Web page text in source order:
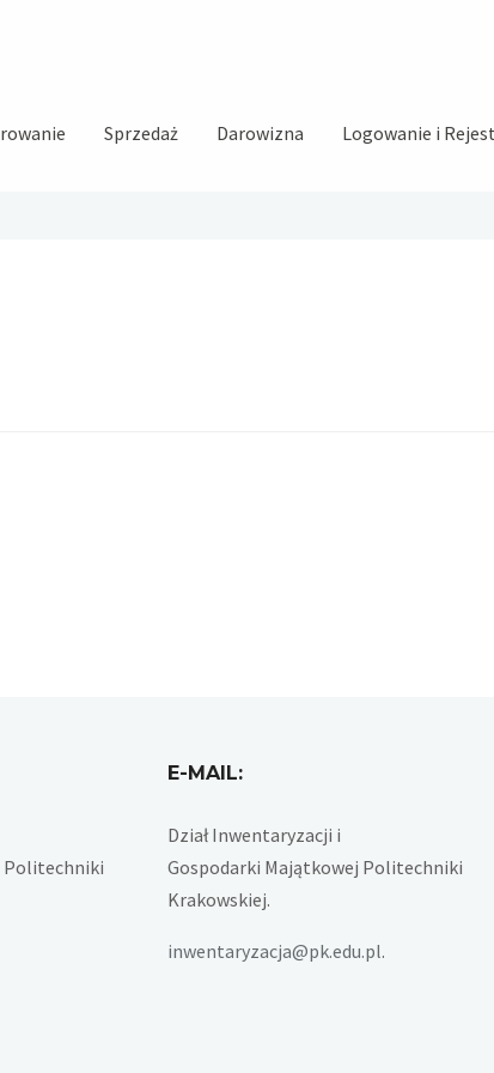
Sprzedaż Darowizna Logowanie i
Politechniki
E-MAIL:
Dział Inwentaryzacji i
Gospodarki Majątkowej Politechniki
Krakowskiej.
inwentaryzacja@pk.edu.pl.